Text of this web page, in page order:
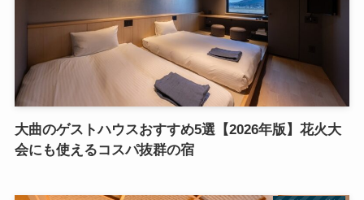
大曲のゲストハウスおすすめ5選【2026年版】花火大
会にも使えるコスパ抜群の宿